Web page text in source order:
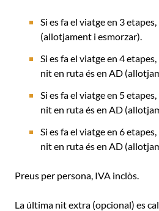
Si es fa el viatge en 3
(allotjament i esmorzar).
Si es fa el viatge en 4
nit en ruta és en AD
Si es fa el viatge en 5
nit en ruta és en AD
Si es fa el viatge en 6
nit en ruta és en AD
Preus per persona, IVA inclòs.
La última nit extra (opcional) es